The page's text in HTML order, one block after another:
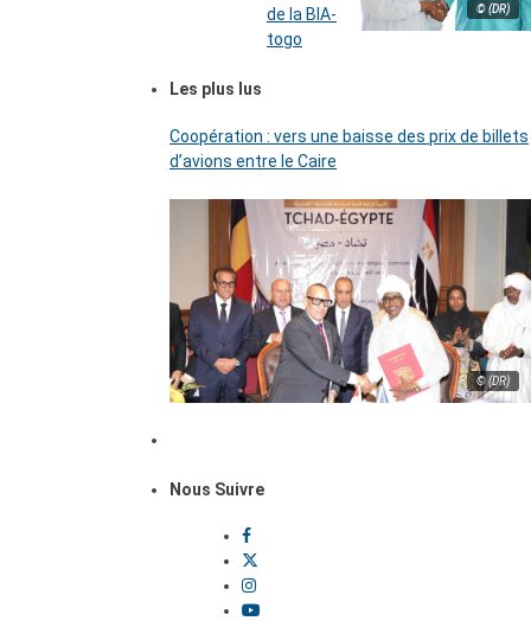
© (DR)
de la BIA-
togo
Les plus lus
Coopération : vers une baisse des prix de billets
d’avions entre le Caire
© (DR)
Nous Suivre